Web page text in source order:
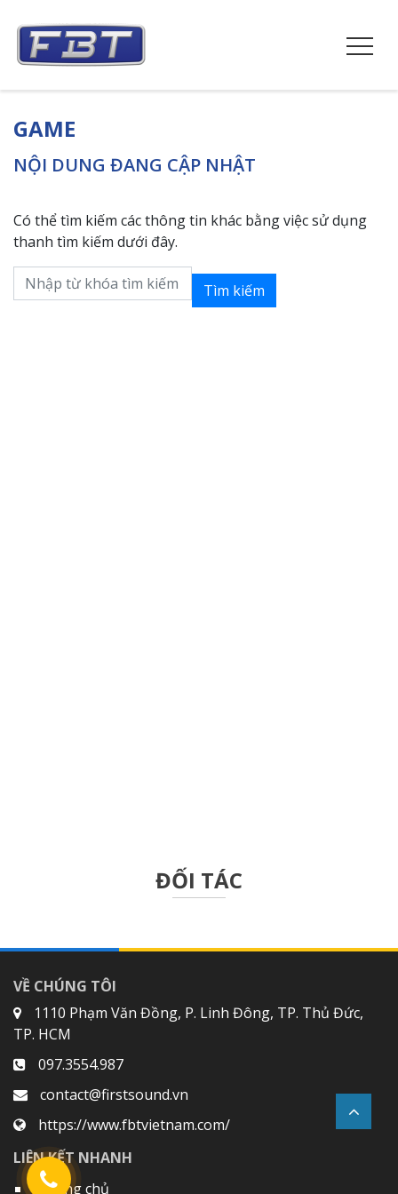
GAME
NỘI DUNG ĐANG CẬP NHẬT
Có thể tìm kiếm các thông tin khác bằng việc sử dụng
thanh tìm kiếm dưới đây.
Tìm kiếm
ĐỐI TÁC
VỀ CHÚNG TÔI
1110 Phạm Văn Đồng, P. Linh Đông, TP. Thủ Đức,
TP. HCM
097.3554.987
contact@firstsound.vn
https://www.fbtvietnam.com/
LIÊN KẾT NHANH
Trang chủ